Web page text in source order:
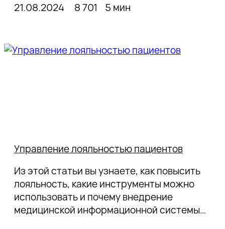
28%. Рассказываем подробнее, что и как
21.08.2024
8 701 5 мин
Управление лояльностью пациентов
Из этой статьи вы узнаете, как повысить
лояльность, какие инструменты можно
использовать и почему внедрение
медицинской информационной системы